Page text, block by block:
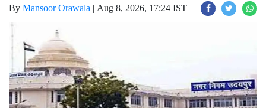
By Mansoor Orawala | Aug 8, 2026, 17:24 IST